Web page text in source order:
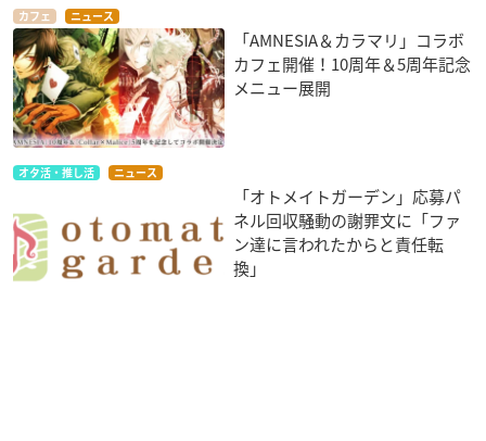
カフェ ニュース
「AMNESIA＆カラマリ」コラボ
カフェ開催！10周年＆5周年記念
メニュー展開
オタ活・推し活 ニュース
「オトメイトガーデン」応募パ
ネル回収騒動の謝罪文に「ファ
ン達に言われたからと責任転
換」